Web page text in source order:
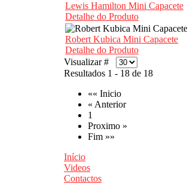
Lewis Hamilton Mini Capacete
Detalhe do Produto
Robert Kubica Mini Capacete
Detalhe do Produto
Visualizar #
Resultados 1 - 18 de 18
«« Inicio
« Anterior
1
Proximo »
Fim »»
Início
Videos
Contactos